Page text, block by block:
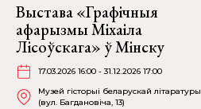
Выстава «Графічныя
афарызмы Міхаіла
Лісоўскага» ў Мінску
17.03.2026 16:00 - 31.12.2026 17:00
Музей гісторыі беларускай літаратуры
(вул. Багдановіча, 13)